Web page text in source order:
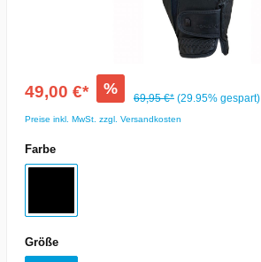
49,00 €* %
69,95 €* (29.95% gespart)
Preise inkl. MwSt. zzgl. Versandkosten
Farbe
Größe